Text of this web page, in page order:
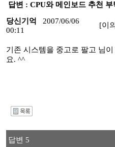
답변 : CPU와 메인보드 추천
당신기억
2007/06/06
00:11
[이
기존 시스템을 중고로 팔고 님
요. ^^
답변 5